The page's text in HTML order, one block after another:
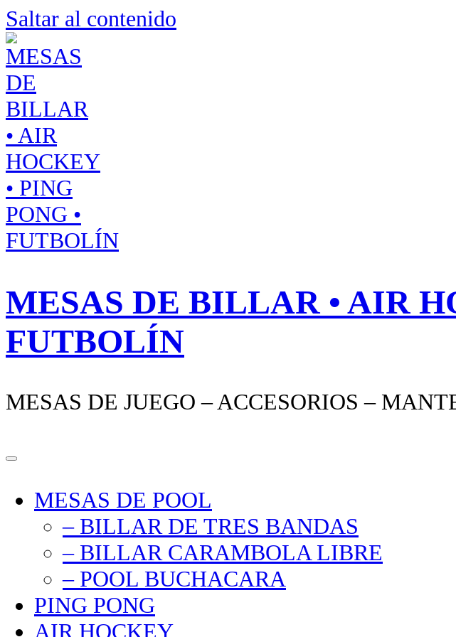
Saltar al contenido
MESAS DE BILLAR • AIR
FUTBOLÍN
MESAS DE JUEGO – ACCESORIOS –
MESAS DE POOL
– BILLAR DE TRES BANDAS
– BILLAR CARAMBOLA LIBRE
– POOL BUCHACARA
PING PONG
AIR HOCKEY